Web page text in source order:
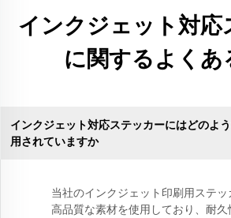
インクジェット対応
に関するよくあ
インクジェット対応ステッカーにはどのよ
用されていますか
当社のインクジェット印刷用ステッ
高品質な素材を使用しており、耐久